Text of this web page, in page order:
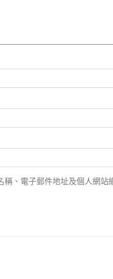
稱、電子郵件地址及個人網站